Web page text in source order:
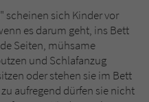
scheinen sich Kinder vor
es darum geht, ins Bett
Seiten, mühsame
und Schlafanzug
oder stehen sie im Bett
aufregend dürfen sie nicht
die
Webseite mit dem
benötigt um z. B. den
Kontaktformulars zu